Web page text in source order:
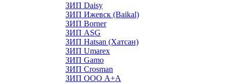
ЗИП Daisy
ЗИП Ижевск (Baikal)
ЗИП Borner
ЗИП ASG
ЗИП Hatsan (Хатсан)
ЗИП Umarex
ЗИП Gamo
ЗИП Crosman
ЗИП ООО А+А